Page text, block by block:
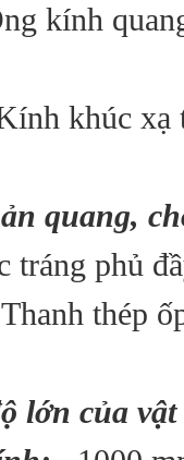
kính
khúc xạ
quang,
tráng phủ
Thanh thép
lớn của